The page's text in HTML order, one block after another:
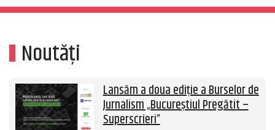
Noutăți
Lansăm a doua ediție a Burselor de
Jurnalism „Bucureștiul Pregătit –
Superscrieri”